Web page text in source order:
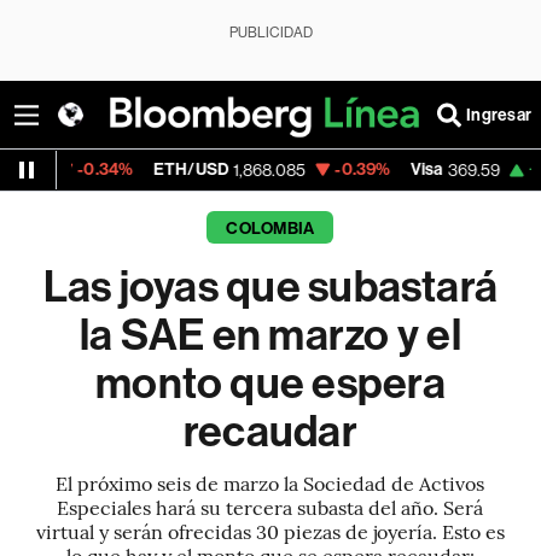
PUBLICIDAD
Ingresar
ETH/USD 1,868.085 -0.39% Visa 369.59 +1.07%
COLOMBIA
Las joyas que subastará
la SAE en marzo y el
monto que espera
recaudar
El próximo seis de marzo la Sociedad de Activos
Especiales hará su tercera subasta del año. Será
virtual y serán ofrecidas 30 piezas de joyería. Esto es